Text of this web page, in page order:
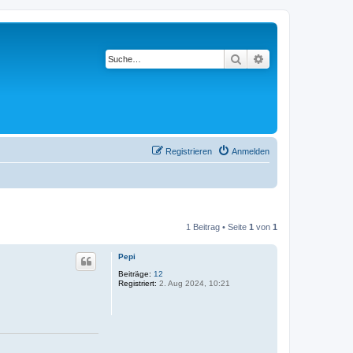
Suche
Anmelden
Registrieren
1 Beitrag • Seite 1 von 1
Pepi
Beiträge: 12
Registriert: 2. Aug 2024, 10:21